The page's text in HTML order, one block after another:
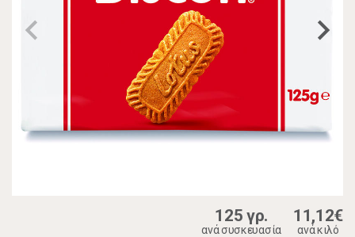
125 γρ.
ανά συσκευασία
11,12€
ανά κιλό